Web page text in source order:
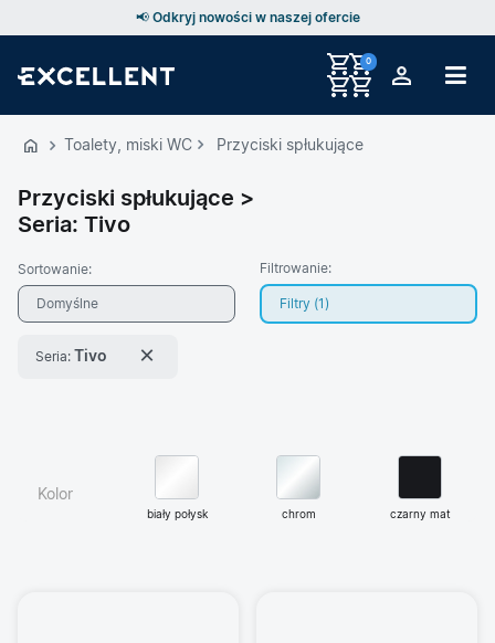
ZAWARTOŚCI
PRODUKTÓW
MENU
MENU
UŻYTKOWNIKA
WYSZUKIWARKI
📢 Odkryj nowości w naszej ofercie
0
Toalety, miski WC Przyciski spłukujące
Przyciski spłukujące >
Seria: Tivo
Sortowanie:
Domyślne
Filtrowanie:
Filtry (1 )
Seria: Tivo ×
Kolor
biały połysk chrom czarny mat